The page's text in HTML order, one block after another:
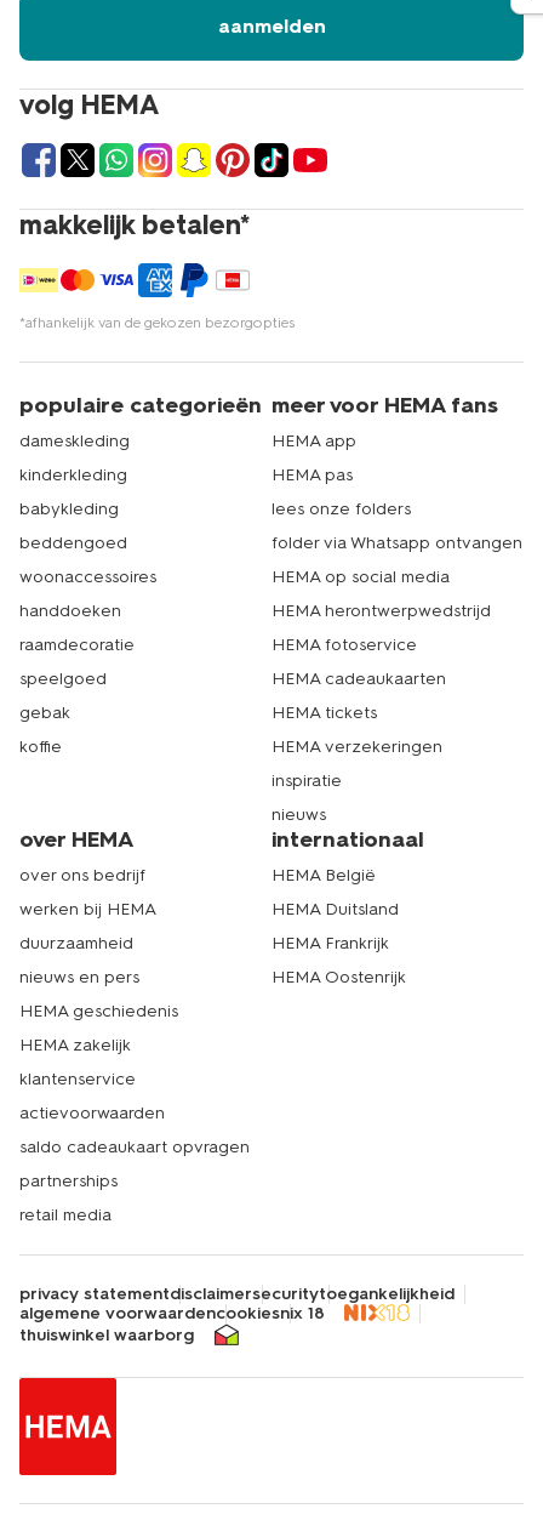
volg HEMA
makkelijk betalen*
*afhankelijk van de gekozen bezorgopties
aanmelden
populaire categorieën
dameskleding
kinderkleding
babykleding
beddengoed
woonaccessoires
handdoeken
raamdecoratie
speelgoed
gebak
koffie
meer voor HEMA fans
HEMA app
HEMA pas
lees onze folders
folder via Whatsapp ontvangen
HEMA op social media
HEMA herontwerpwedstrijd
HEMA fotoservice
HEMA cadeaukaarten
HEMA tickets
HEMA verzekeringen
inspiratie
nieuws
over HEMA
over ons bedrijf
werken bij HEMA
duurzaamheid
nieuws en pers
HEMA geschiedenis
HEMA zakelijk
klantenservice
actievoorwaarden
saldo cadeaukaart opvragen
partnerships
retail media
internationaal
HEMA België
HEMA Duitsland
HEMA Frankrijk
HEMA Oostenrijk
privacy statementdisclaimersecuritytoegankelijkheid
algemene voorwaardencookiesnix 18
thuiswinkel waarborg